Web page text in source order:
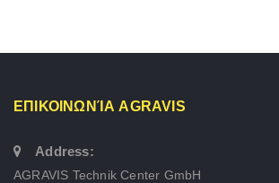
ΕΠΙΚΟΙΝΩΝΊΑ AGRAVIS
Address:
AGRAVIS Technik Center GmbH